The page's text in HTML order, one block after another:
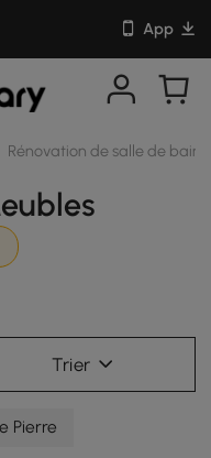
App
Rénovation de salle de bain
Trier
Pierre